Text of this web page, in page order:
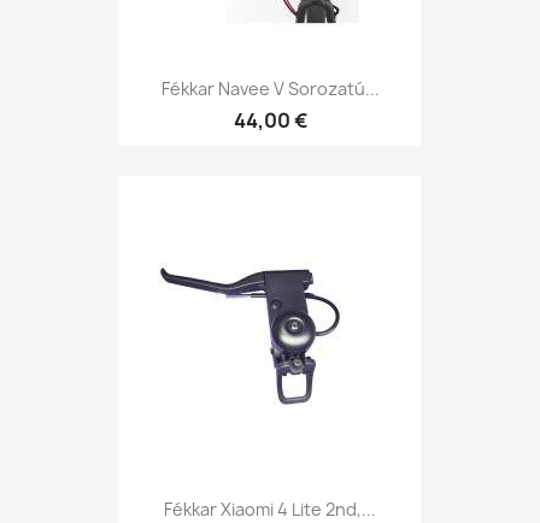
Fékkar Navee V Sorozatú...
44,00 €
Fékkar Xiaomi 4 Lite 2nd,...